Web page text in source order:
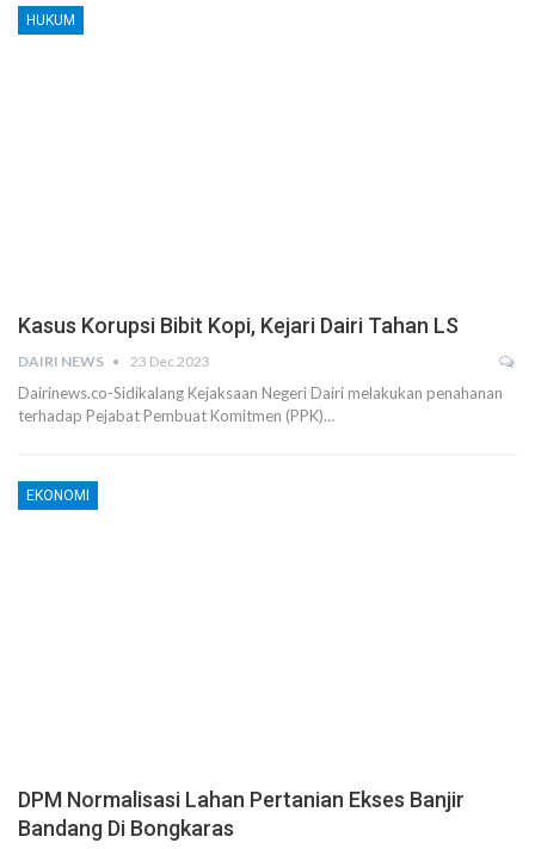
HUKUM
Kasus Korupsi Bibit Kopi, Kejari Dairi Tahan LS
DAIRI NEWS 23 Dec 2023
Dairinews.co-Sidikalang Kejaksaan Negeri Dairi melakukan penahanan
terhadap Pejabat Pembuat Komitmen (PPK)…
EKONOMI
DPM Normalisasi Lahan Pertanian Ekses Banjir
Bandang Di Bongkaras